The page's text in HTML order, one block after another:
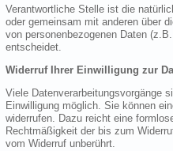
Verantwortliche Stelle ist die
oder gemeinsam mit anderen über
von personenbezogenen Daten
entscheidet.
Widerruf Ihrer Einwilligung zur
Viele Datenverarbeitungsvorgänge
Einwilligung möglich. Sie können
widerrufen. Dazu reicht eine
Rechtmäßigkeit der bis zum
vom Widerruf unberührt.